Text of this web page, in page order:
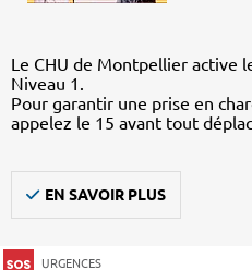
Le CHU de Montpellier active
Niveau 1.
Pour garantir une prise en
appelez le 15 avant tout
EN SAVOIR PLUS
URGENCES